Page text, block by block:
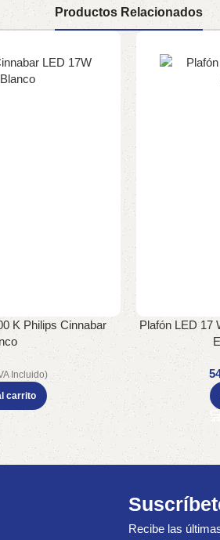
Productos Relacionados
K Philips Cinnabar
Incluido)
carrito
Plafón LED 17
Recibe las